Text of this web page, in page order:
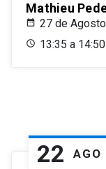
Mathieu
27 de
13:35 a 14:50
22 AGO